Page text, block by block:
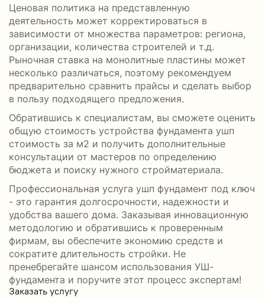
Ценовая политика на представленную
деятельность может корректироваться в
зависимости от множества параметров: региона,
организации, количества строителей и т.д.
Рыночная ставка на монолитные пластины может
несколько различаться, поэтому рекомендуем
предварительно сравнить прайсы и сделать выбор
в пользу подходящего предложения.
Обратившись к специалистам, вы сможете оценить
общую стоимость устройства фундамента ушп
стоимость за м2 и получить дополнительные
консультации от мастеров по определению
бюджета и поиску нужного стройматериала.
Профессиональная услуга ушп фундамент под ключ
- это гарантия долгосрочности, надежности и
удобства вашего дома. Заказывая инновационную
методологию и обратившись к проверенным
фирмам, вы обеспечите экономию средств и
сократите длительность стройки. Не
пренебрегайте шансом использования УШ-
фундамента и поручите этот процесс экспертам!
Заказать услугу